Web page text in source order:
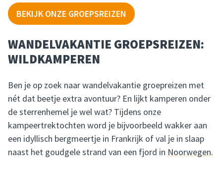
BEKIJK ONZE GROEPSREIZEN
WANDELVAKANTIE GROEPSREIZEN:
WILDKAMPEREN
Ben je op zoek naar wandelvakantie groepreizen met
nét dat beetje extra avontuur? En lijkt kamperen onder
de sterrenhemel je wel wat? Tijdens onze
kampeertrektochten word je bijvoorbeeld wakker aan
een idyllisch bergmeertje in Frankrijk of val je in slaap
naast het goudgele strand van een fjord in Noorwegen.